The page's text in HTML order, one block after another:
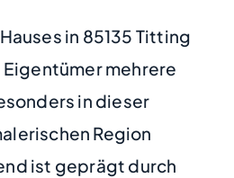
in 85135 Titting
mehrere
in dieser
Region
ist geprägt durch